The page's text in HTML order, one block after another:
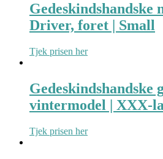
Gedeskindshandske
Driver, foret | Small
Tjek prisen her
Gedeskindshandske
vintermodel | XXX-
Tjek prisen her